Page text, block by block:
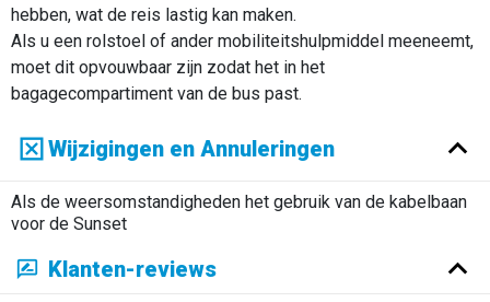
hebben, wat de reis lastig kan maken.
Als u een rolstoel of ander mobiliteitshulpmiddel meeneemt,
moet dit opvouwbaar zijn zodat het in het
bagagecompartiment van de bus past.
Wijzigingen en Annuleringen
Als de weersomstandigheden het gebruik van de kabelbaan
voor de Sunset
Klanten-reviews